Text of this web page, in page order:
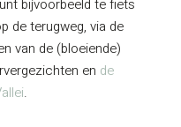
bijvoorbeeld te fiets
de terugweg, via de
van de (bloeiende)
en de
.